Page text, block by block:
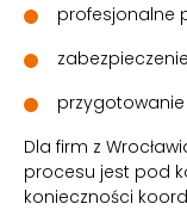
profesjonalne
Dla firm z
procesu jest pod
konieczności